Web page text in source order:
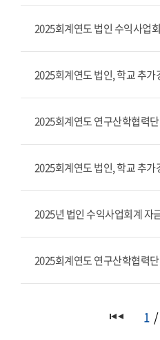
2025회계연도 법인, 학교 추
2025회계연도 법인, 학교 추
2025년 법인 수익사업회계 자
2025회계연도 연구산학협력
1